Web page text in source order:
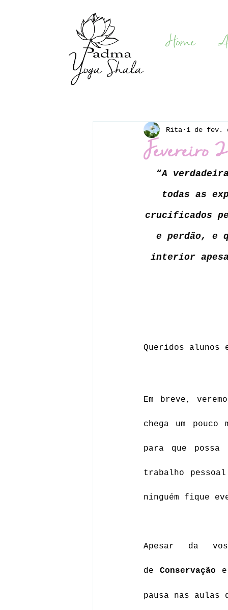
Home
Fevereiro
Rita 1 de fev.
“A
todas as
crucificados
e perdão, e
interior
Queridos alunos
Em breve,
chega um
para que
trabalho
ninguém fique
Apesar da
de Conservação
pausa nas aulas